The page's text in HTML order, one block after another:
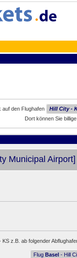
auf den Flughafen
Hill City -
Dort können Sie
Municipal Airport]
KS z.B. ab folgender
Flug Basel - Hill